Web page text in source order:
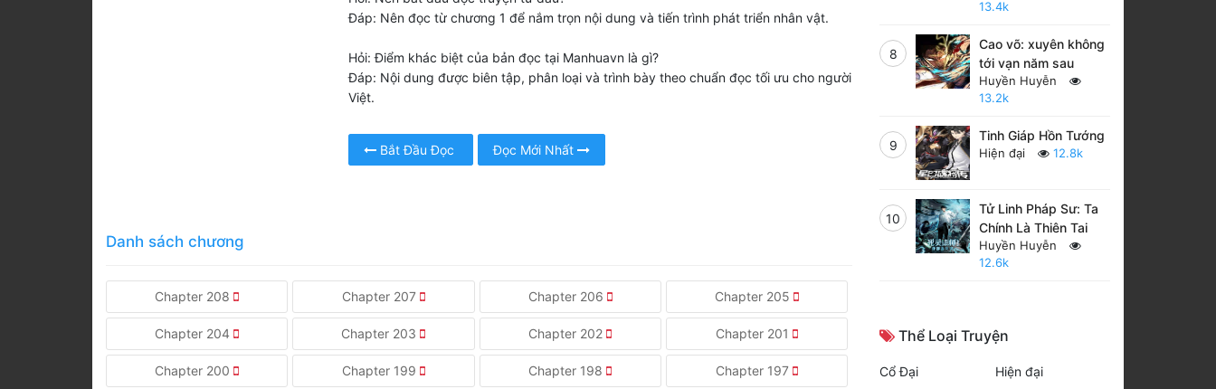
Đáp: Nên đọc từ chương 1 để nắm trọn nội dung và tiến trình phát triển nhân vật.
Hỏi: Điểm khác biệt của bản đọc tại Manhuavn là gì?
Đáp: Nội dung được biên tập, phân loại và trình bày theo chuẩn đọc tối ưu cho người
Việt.
Bắt Đầu Đọc Đọc Mới Nhất
Danh sách chương
Chapter 208 Chapter 207 Chapter 206 Chapter 205
Chapter 204 Chapter 203 Chapter 202 Chapter 201
Chapter 200 Chapter 199 Chapter 198 Chapter 197
13.4k
8
Cao võ: xuyên không
tới vạn năm sau
Huyền Huyễn
13.2k
9
Tinh Giáp Hồn Tướng
Hiện đại 12.8k
10
Tử Linh Pháp Sư: Ta
Chính Là Thiên Tai
Huyền Huyễn
12.6k
Thể Loại Truyện
Cổ Đại
Hiện đại